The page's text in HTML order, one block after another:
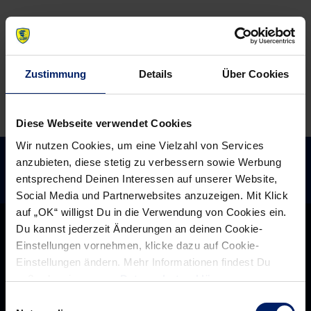
Zustimmung Details Über Cookies
Diese Webseite verwendet Cookies
Wir nutzen Cookies, um eine Vielzahl von Services
anzubieten, diese stetig zu verbessern sowie Werbung
entsprechend Deinen Interessen auf unserer Website,
Social Media und Partnerwebsites anzuzeigen. Mit Klick
auf „OK“ willigst Du in die Verwendung von Cookies ein.
Du kannst jederzeit Änderungen an deinen Cookie-
Einstellungen vornehmen, klicke dazu auf Cookie-
Einstellungen ändern. Mehr Informationen findest Du
außerdem in unsererDatenschutzerklärung.